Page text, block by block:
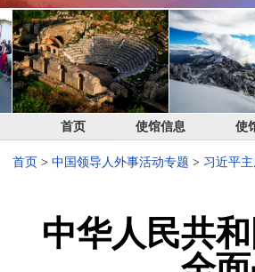
首页 使馆信息 使
首页 > 中国领导人外事活动专题 > 习近平
中华人民共